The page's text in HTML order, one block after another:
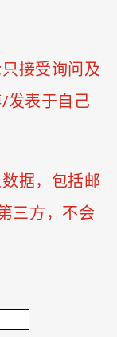
接受询问及
发表于自己
据，包括邮
三方，不会